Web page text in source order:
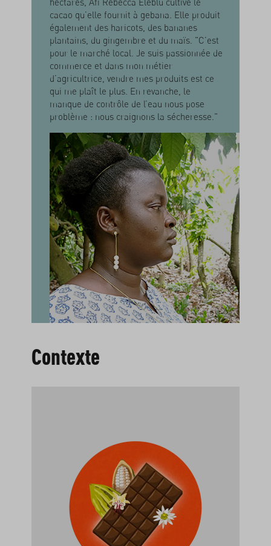
cacao qu’elle fournit à gebana. Elle produit
également des haricots, des bananes
plantains, du gingembre et du maïs. "C’est
pour le marché local. Je suis passionnée de
commerce et dans mon métier
d’agricultrice, vendre mes produits est ce
qui me plaît le plus. En revanche, le
manque de contrôle de l’eau nous pose
problème : nous craignons la sécheresse."
Contexte